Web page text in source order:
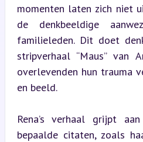
momenten laten zich niet
de denkbeeldige
familieleden. Dit doet
stripverhaal “Maus” van
overlevenden hun trauma
en beeld.
Rena’s verhaal grijpt
bepaalde citaten, zoals